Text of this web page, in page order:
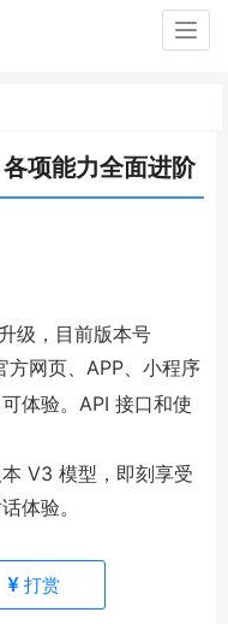
项能力全面进阶
级，目前版本号
网页、APP、小程序
体验。API 接口和使
V3 模型，即刻享受
体验。
打赏